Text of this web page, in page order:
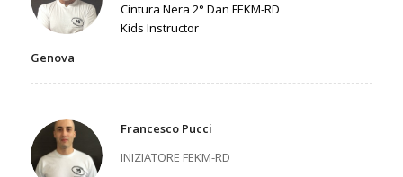
Cintura Nera 2° Dan FEKM-RD
Kids Instructor
Genova
Francesco Pucci
INIZIATORE FEKM-RD